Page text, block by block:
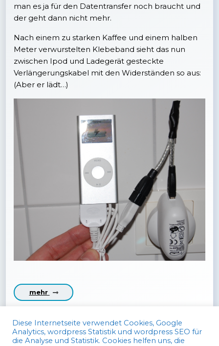
man es ja für den Datentransfer noch braucht und
der geht dann nicht mehr.
Nach einem zu starken Kaffee und einem halben
Meter verwurstelten Klebeband sieht das nun
zwischen Ipod und Ladegerät gesteckte
Verlängerungskabel mit den Widerständen so aus:
(Aber er lädt…)
mehr
Diese Internetseite verwendet Cookies, Google
Analytics, wordpress Statistik und wordpress SEO für
die Analyse und Statistik. Cookies helfen uns, die